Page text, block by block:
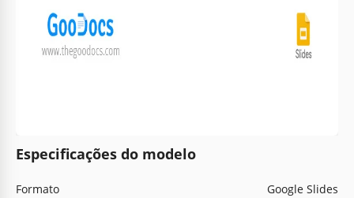
Especificações do modelo
Formato
Google Slides